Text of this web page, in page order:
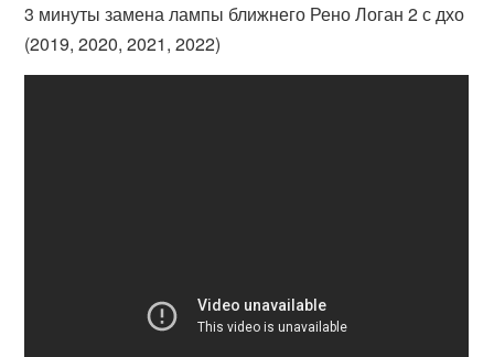
3 минуты замена лампы ближнего Рено Логан 2 с дхо
(2019, 2020, 2021, 2022)